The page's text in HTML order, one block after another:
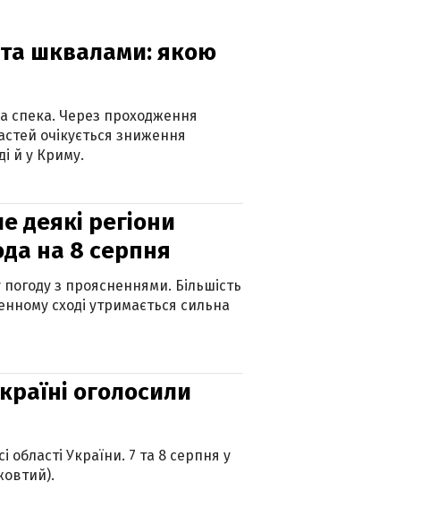
та шквалами: якою
спека. Через проходження
очікується зниження
й у Криму.
деякі регіони
на 8 серпня
з проясненнями. Більшість
сході утримається сильна
оголосили
України. 7 та 8 серпня у